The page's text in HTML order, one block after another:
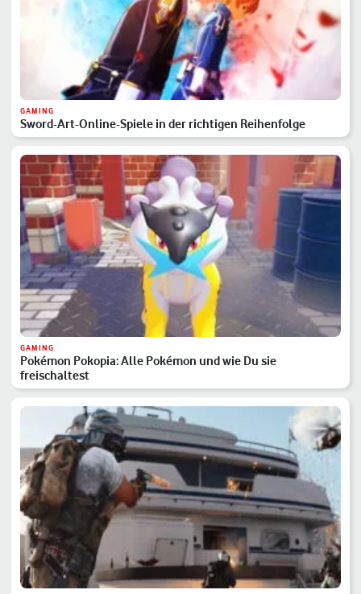
GAMING
Sword-Art-Online-Spiele in der richtigen Reihenfolge
GAMING
Pokémon Pokopia: Alle Pokémon und wie Du sie
freischaltest